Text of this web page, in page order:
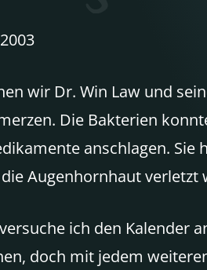
wir Dr. Win Law und
Die Bakterien
anschlagen.
Augenhornhaut verletzt
ich den Kalender
doch mit jedem